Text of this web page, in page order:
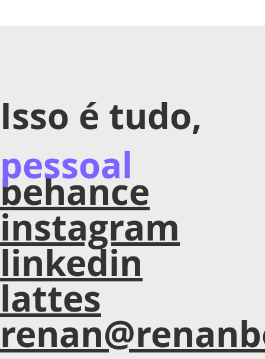
lattes
linkedin
instagram
behance
Isso é tudo,
pessoal